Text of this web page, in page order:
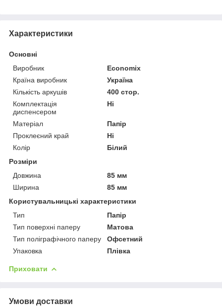
Характеристики
Основні
Виробник
Economix
Країна виробник
Україна
Кількість аркушів
400 стор.
Комплектація
диспенсером
Ні
Матеріал
Папір
Проклеєний край
Ні
Колір
Білий
Розміри
Довжина
85 мм
Ширина
85 мм
Користувальницькі характеристики
Тип
Папір
Тип поверхні паперу
Матова
Тип поліграфічного паперу
Офсетний
Упаковка
Плівка
Приховати
Умови доставки